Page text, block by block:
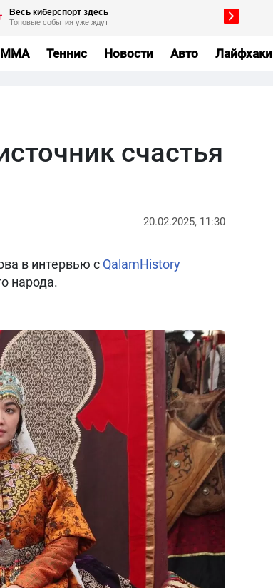
MMA Теннис Новости Авто Лайфхаки
счастья
20.02.2025, 11:30
в интервью с QalamHistory
народа.